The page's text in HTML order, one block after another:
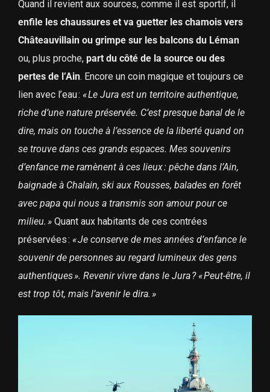
Quand il revient aux sources, comme il est sportif, il
enfile les chaussures et va guetter les chamois vers
Châteauvillain ou grimpe sur les balcons du Léman
ou, plus proche,part du côté de la source ou des
pertes de l’Ain. Encore un coin magique et toujours ce
lien avec l’eau : « Le Jura est un territoire authentique,
riche d’une nature préservée. C’est presque banal de le
dire, mais on touche à l’essence de la liberté quand on
se trouve dans ces grands espaces. Mes souvenirs
d’enfance me ramènent à ces lieux : pêche dans l’Ain,
baignade à Chalain, ski aux Rousses, balades en forêt
avec papa qui nous a transmis son amour pour ce
milieu. »Quant aux habitants de ces contrées
préservées : « Je conserve de mes années d’enfance le
souvenir de personnes au regard lumineux des gens
authentiques ». Revenir vivre dans le Jura ? « Peut-être, il
est trop tôt, mais l’avenir le dira. »